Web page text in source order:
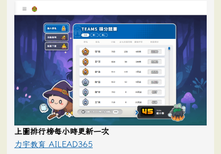
上圖排行榜每小時更新一次
力宇教育 AILEAD365